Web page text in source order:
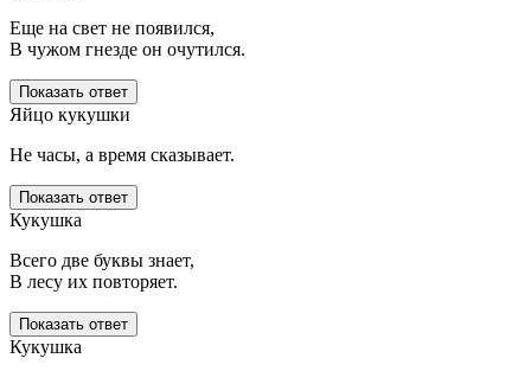
Еще на свет не появился,
В чужом гнезде он очутился.
Показать ответ
Яйцо кукушки
Не часы, а время сказывает.
Показать ответ
Кукушка
Всего две буквы знает,
В лесу их повторяет.
Показать ответ
Кукушка